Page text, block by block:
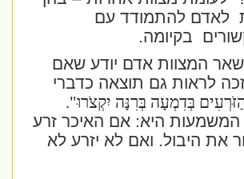
לאדם להתמודד עם
בקיומה.
המצוות אדם יודע שאם
לראות גם תוצאה כדברי
בְּדִמְעָה בְּרִנָּה יִקְצֹרוּ."
היא: אם האיכר זרע
את היבול. ואם לא יזרע לא